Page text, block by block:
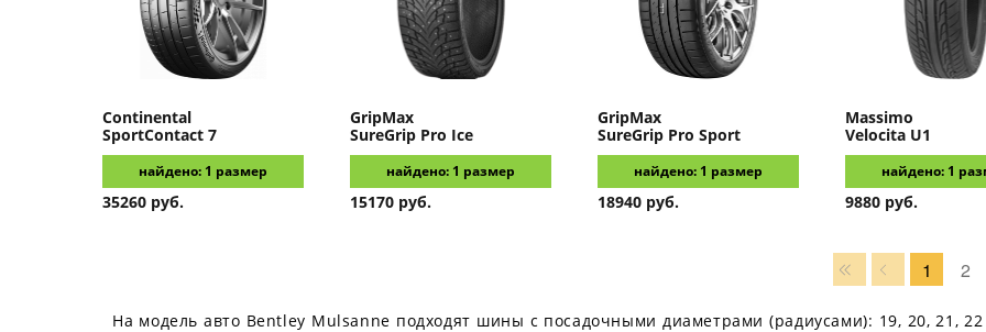
Continental
SportContact 7
найдено: 1 размер
35260 руб.
GripMax
SureGrip Pro Ice
найдено: 1 размер
15170 руб.
GripMax
SureGrip Pro Sport
найдено: 1 размер
18940 руб.
Massimo
Velocita U1
найдено: 1
9880 руб.
1 2
На модель авто Bentley Mulsanne подходят шины с посадочными диаметрами (радиусами): 19, 20, 21,